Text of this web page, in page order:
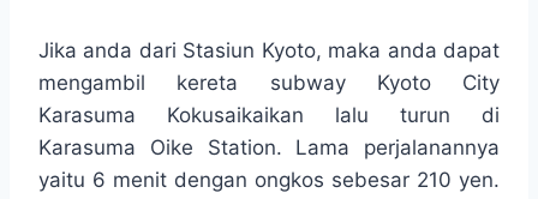
Jika anda dari Stasiun Kyoto, maka anda dapat
mengambil kereta subway Kyoto City
Karasuma Kokusaikaikan lalu turun di
Karasuma Oike Station. Lama perjalanannya
yaitu 6 menit dengan ongkos sebesar 210 yen.